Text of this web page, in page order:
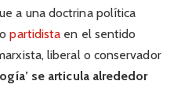
a una doctrina política
partidista en el sentido
liberal o conservador
se articula alrededor